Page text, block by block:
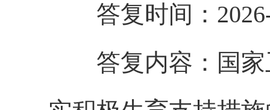
答复时间：
答复内容： 国